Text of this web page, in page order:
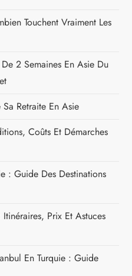
Touchent Vraiment Les
2 Semaines En Asie Du
Retraite En Asie
Coûts Et Démarches
: Guide Des Destinations
Prix Et Astuces
En Turquie : Guide